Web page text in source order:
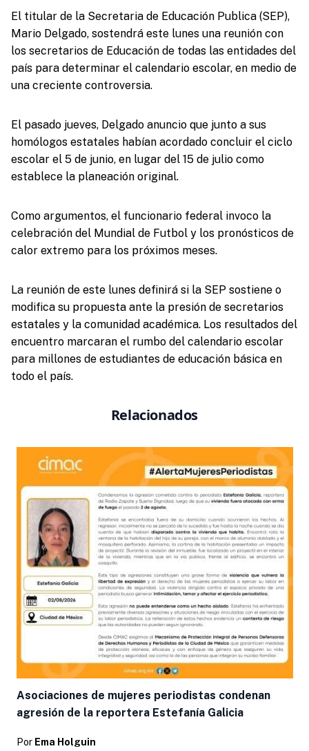
El titular de la Secretaria de Educación Publica (SEP),
Mario Delgado, sostendrá este lunes una reunión con
los secretarios de Educación de todas las entidades del
país para determinar el calendario escolar, en medio de
una creciente controversia.
El pasado jueves, Delgado anuncio que junto a sus
homólogos estatales habían acordado concluir el ciclo
escolar el 5 de junio, en lugar del 15 de julio como
establece la planeación original.
Como argumentos, el funcionario federal invoco la
celebración del Mundial de Futbol y los pronósticos de
calor extremo para los próximos meses.
La reunión de este lunes definirá si la SEP sostiene o
modifica su propuesta ante la presión de secretarios
estatales y la comunidad académica. Los resultados del
encuentro marcaran el rumbo del calendario escolar
para millones de estudiantes de educación básica en
todo el país.
Relacionados
Asociaciones de mujeres periodistas condenan
agresión de la reportera Estefanía Galicia
Por Ema Holguin